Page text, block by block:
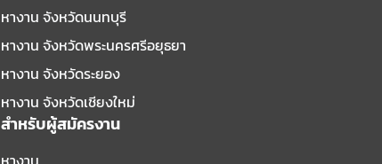
หางาน จังหวัดนนทบุรี
หางาน จังหวัดพระนครศรีอยุธยา
หางาน จังหวัดระยอง
หางาน จังหวัดเชียงใหม่
สำหรับผู้สมัครงาน